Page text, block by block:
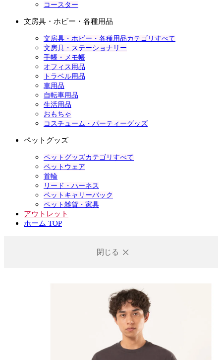
コースター
文房具・ホビー・各種用品
文房具・ホビー・各種用品カテゴリすべて
文房具・ステーショナリー
手帳・メモ帳
オフィス用品
トラベル用品
車用品
自転車用品
生活用品
おもちゃ
コスチューム・パーティーグッズ
ペットグッズ
ペットグッズカテゴリすべて
ペットウェア
首輪
リード・ハーネス
ペットキャリーバック
ペット雑貨・家具
アウトレット
ホーム TOP
閉じる